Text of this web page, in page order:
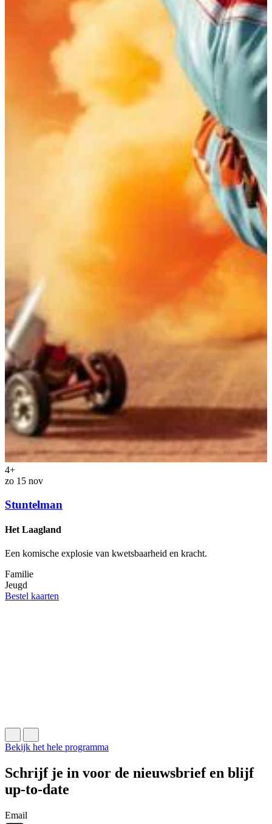
4+
zo 15 nov
Stuntelman
Het Laagland
Een komische explosie van kwetsbaarheid en kracht.
Familie
Jeugd
Bestel kaarten
Bekijk het hele programma
Schrijf je in voor de nieuwsbrief en blijf
up-to-date
Email